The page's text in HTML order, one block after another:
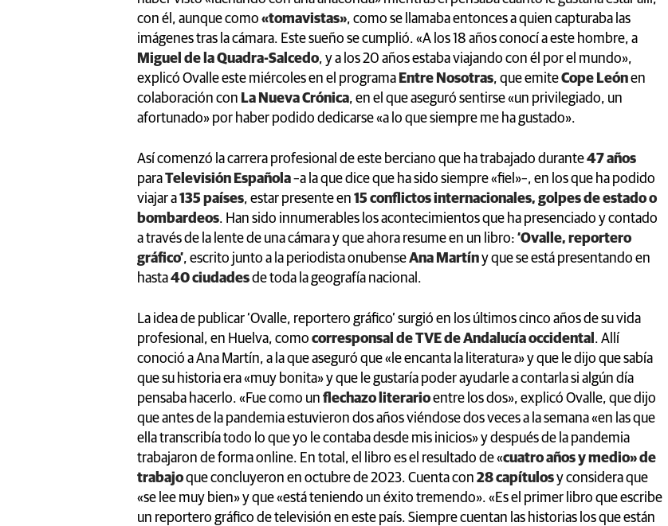
con él, aunque como «tomavistas», como se llamaba entonces a quien capturaba las
imágenes tras la cámara. Este sueño se cumplió. «A los 18 años conocí a este hombre, a
Miguel de la Quadra-Salcedo, y a los 20 años estaba viajando con él por el mundo»,
explicó Ovalle este miércoles en el programa Entre Nosotras, que emiteCope Leónen
colaboración con La Nueva Crónica, en el que aseguró sentirse «un privilegiado, un
afortunado» por haber podido dedicarse «a lo que siempre me ha gustado».
Así comenzó la carrera profesional de este berciano que ha trabajado durante47 años
paraTelevisión Española–a la que dice que ha sido siempre «fiel»–, en los que ha podido
viajar a135 países, estar presente en 15 conflictos internacionales, golpes de estado o
bombardeos. Han sido innumerables los acontecimientos que ha presenciado y contado
a través de la lente de una cámara y que ahora resume en un libro: ‘Ovalle, reportero
gráfico’, escrito junto a la periodista onubenseAna Martíny que se está presentando en
hasta40 ciudadesde toda la geografía nacional.
La idea de publicar ‘Ovalle, reportero gráfico’ surgió en los últimos cinco años de su vida
profesional, en Huelva, como corresponsal de TVE de Andalucía occidental . Allí
conoció a Ana Martín, a la que aseguró que «le encanta la literatura» y que le dijo que sabía
que su historia era «muy bonita» y que le gustaría poder ayudarle a contarla si algún día
pensaba hacerlo. «Fue como un flechazo literarioentre los dos», explicó Ovalle, que dijo
que antes de la pandemia estuvieron dos años viéndose dos veces a la semana «en las que
ella transcribía todo lo que yo le contaba desde mis inicios» y después de la pandemia
trabajaron de forma online. En total, el libro es el resultado de «cuatro años y medio» de
trabajoque concluyeron en octubre de 2023. Cuenta con 28 capítulosy considera que
«se lee muy bien» y que «está teniendo un éxito tremendo». «Es el primer libro que escribe
un reportero gráfico de televisión en este país. Siempre cuentan las historias los que están